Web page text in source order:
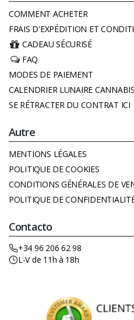
COMMENT ACHETER
FRAIS D'EXPÉDITION ET
CADEAU SÉCURISÉ
FAQ
MODES DE PAIEMENT
CALENDRIER LUNAIRE CANNABIS
SE RÉTRACTER DU CONTRAT ICI
Autre
MENTIONS LÉGALES
POLITIQUE DE COOKIES
CONDITIONS GÉNÉRALES DE
POLITIQUE DE
Contacto
+34 96 206 62 98
L-V de 11h à 18h